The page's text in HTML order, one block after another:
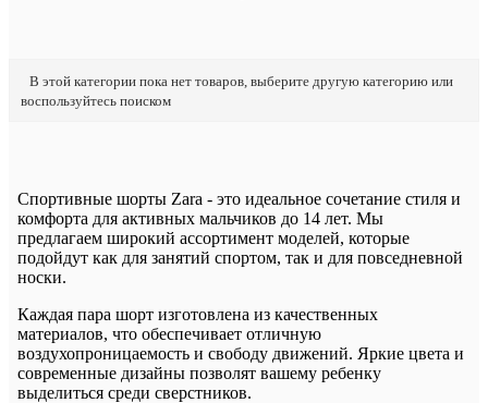
В этой категории пока нет товаров, выберите другую категорию или
воспользуйтесь поиском
Спортивные шорты Zara - это идеальное сочетание стиля и
комфорта для активных мальчиков до 14 лет. Мы
предлагаем широкий ассортимент моделей, которые
подойдут как для занятий спортом, так и для повседневной
носки.
Каждая пара шорт изготовлена из качественных
материалов, что обеспечивает отличную
воздухопроницаемость и свободу движений. Яркие цвета и
современные дизайны позволят вашему ребенку
выделиться среди сверстников.